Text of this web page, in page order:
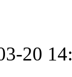
20